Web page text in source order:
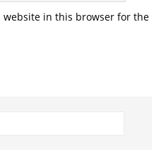
website in this browser for the